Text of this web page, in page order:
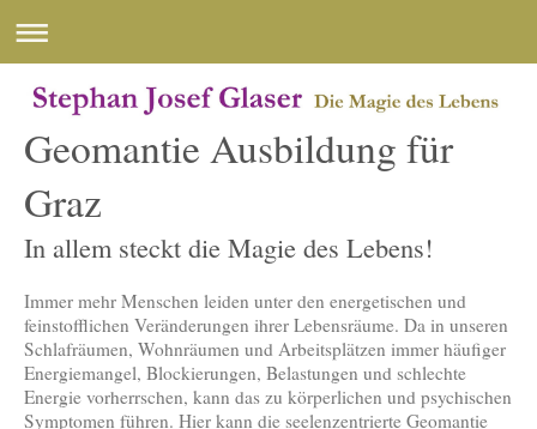
Geomantie Ausbildung für
Graz
In allem steckt die Magie des Lebens!
Immer mehr Menschen leiden unter den energetischen und
feinstofflichen Veränderungen ihrer Lebensräume. Da in unseren
Schlafräumen, Wohnräumen und Arbeitsplätzen immer häufiger
Energiemangel, Blockierungen, Belastungen und schlechte
Energie vorherrschen, kann das zu körperlichen und psychischen
Symptomen führen. Hier kann die seelenzentrierte Geomantie